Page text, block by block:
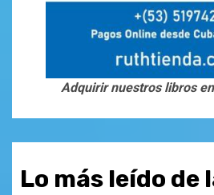
Adquirir nuestros libros
Lo más leído de